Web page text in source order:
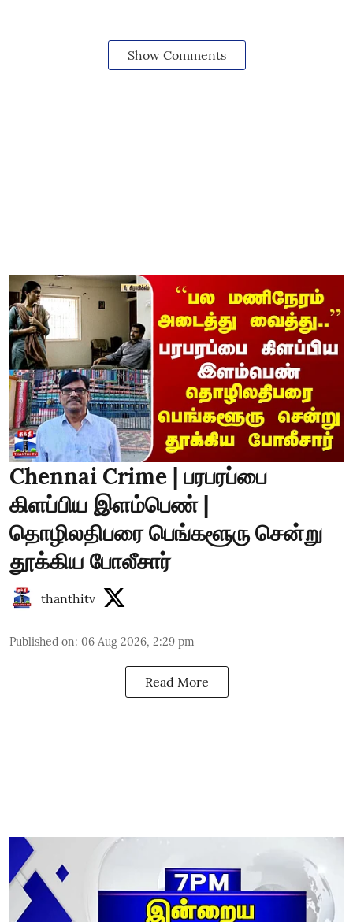
Show Comments
Chennai Crime | பரபரப்பை
கிளப்பிய இளம்பெண் |
தொழிலதிபரை பெங்களூரு சென்று
தூக்கிய போலீசார்
thanthitv
Published on: 06 Aug 2026, 2:29 pm
Read More